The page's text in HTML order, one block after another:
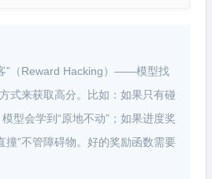
”（Reward Hacking）——模型找
式来获取高分。比如：如果只有碰
型会学到“原地不动”；如果进度奖
撞”不管障碍物。好的奖励函数需要